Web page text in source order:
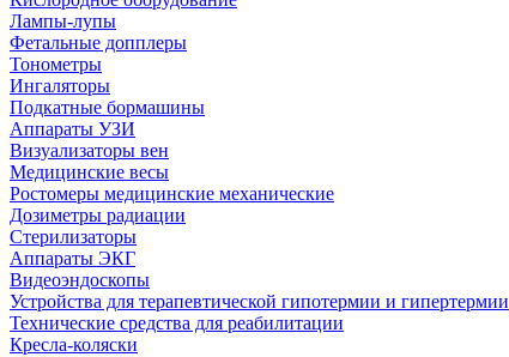
Лампы-лупы
Фетальные допплеры
Тонометры
Ингаляторы
Подкатные бормашины
Аппараты УЗИ
Визуализаторы вен
Медицинские весы
Ростомеры медицинские механические
Дозиметры радиации
Стерилизаторы
Аппараты ЭКГ
Видеоэндоскопы
Устройства для терапевтической гипотермии и гипертермии
Технические средства для реабилитации
Кресла-коляски